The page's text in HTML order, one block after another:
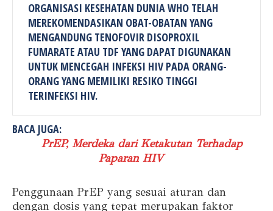
ORGANISASI KESEHATAN DUNIA WHO TELAH
MEREKOMENDASIKAN OBAT-OBATAN YANG
MENGANDUNG TENOFOVIR DISOPROXIL
FUMARATE ATAU TDF YANG DAPAT DIGUNAKAN
UNTUK MENCEGAH INFEKSI HIV PADA ORANG-
ORANG YANG MEMILIKI RESIKO TINGGI
TERINFEKSI HIV.
BACA JUGA:
PrEP, Merdeka dari Ketakutan Terhadap
Paparan HIV
Penggunaan PrEP yang sesuai aturan dan
dengan dosis yang tepat merupakan faktor